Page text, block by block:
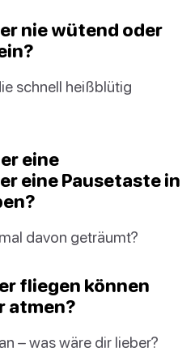
nie wütend oder
schnell heißblütig
eine
eine Pausetaste in
davon geträumt?
fliegen können
atmen?
– was wäre dir lieber?